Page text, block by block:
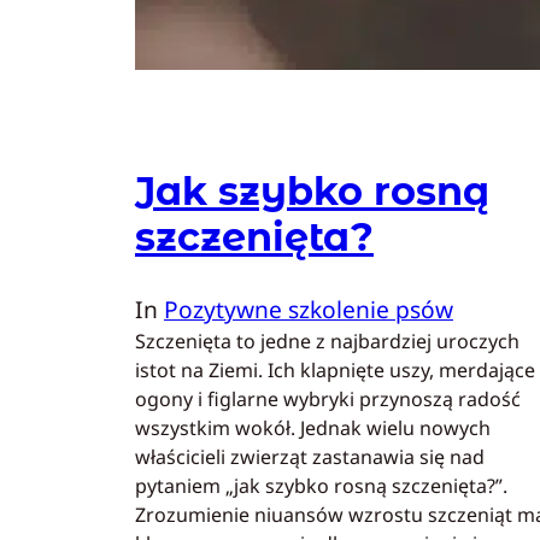
Jak szybko rosną
szczenięta?
In Pozytywne szkolenie psów
Szczenięta to jedne z najbardziej uroczych
istot na Ziemi. Ich klapnięte uszy, merdające
ogony i figlarne wybryki przynoszą radość
wszystkim wokół. Jednak wielu nowych
właścicieli zwierząt zastanawia się nad
pytaniem „jak szybko rosną szczenięta?”.
Zrozumienie niuansów wzrostu szczeniąt